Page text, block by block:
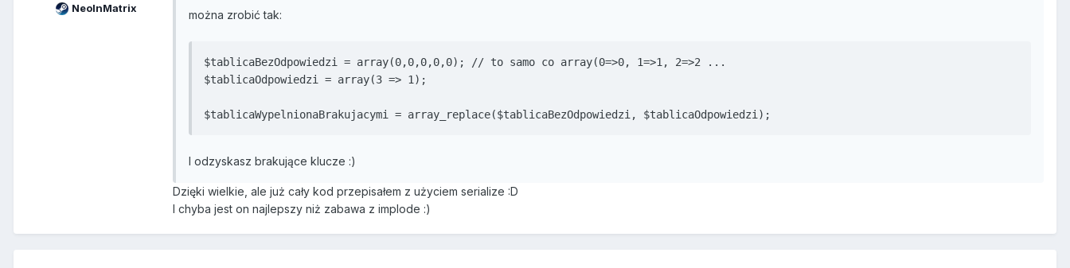
NeoInMatrix
można zrobić tak:
$tablicaBezOdpowiedzi = array(0,0,0,0,0); // to samo co array(0=>0, 1=>1, 2=>2 ...
$tablicaOdpowiedzi = array(3 => 1);
$tablicaWypelnionaBrakujacymi = array_replace($tablicaBezOdpowiedzi, $tablicaOdpowiedzi);
I odzyskasz brakujące klucze :)
Dzięki wielkie, ale już cały kod przepisałem z użyciem serialize :D
I chyba jest on najlepszy niż zabawa z implode :)